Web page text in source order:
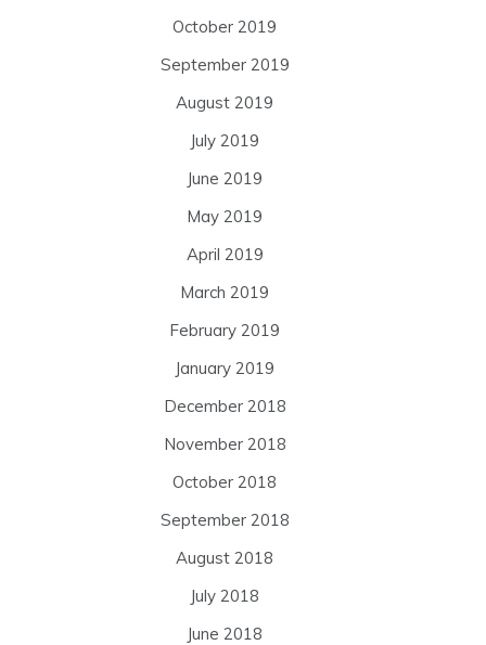
October 2019
September 2019
August 2019
July 2019
June 2019
May 2019
April 2019
March 2019
February 2019
January 2019
December 2018
November 2018
October 2018
September 2018
August 2018
July 2018
June 2018